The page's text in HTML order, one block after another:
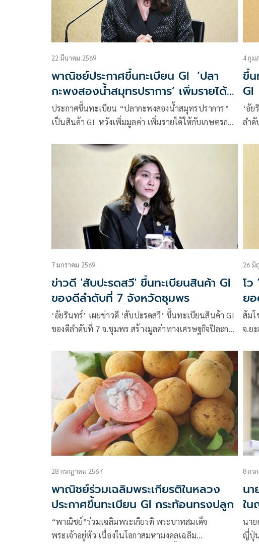
22 มีนาคม 2569
พาณิชย์ประกาศขึ้นทะเบียน GI ‘ปลา
กะพงสองน้ำสมุทรปราการ’ เพิ่มรายได้
เกษตรกร
ประกาศขึ้นทะเบียน “ปลากะพงสองน้ำสมุทรปราการ”
เป็นสินค้า GI หวังเพิ่มมูลค่า เพิ่มรายได้ให้กับเกษตรกร
4 กุม
ขึ้
GI
‘อัย
ลำดั
เศ
7 มกราคม 2569
ข่าวดี 'สับปะรดสวี' ขึ้นทะเบียนสินค้า GI
ของดีลำดับที่ 7 จังหวัดชุมพร
‘อัยรินทร์’ เผยข่าวดี ‘สับปะรดสวี’ ขึ้นทะเบียนสินค้า GI
ของดีลำดับที่ 7 จ.ชุมพร สร้างมูลค่าทางเศรษฐกิจปีละกว่า
เพิ่มขึ้น
26 มิ
โว
ย
ส้มโ
จ.ย
28 กรกฎาคม 2567
พาณิชย์ร่วมเฉลิมพระเกียรติในหลวง
ประกาศขึ้นทะเบียน GI กระท้อนทรงปลูก
“พาณิชย์”ร่วมเฉลิมพระเกียรติ พระบาทสมเด็จ
พระเจ้าอยู่หัว เนื่องในโอกาสมหามงคลเฉลิม
8 กร
น
ใ
อ
นาย
ญี่ปุ่น